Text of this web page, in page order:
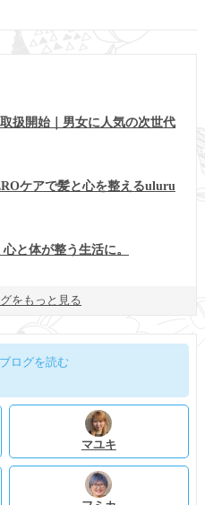
扱開始｜男女に人気の次世代
ケアで髪と心を整えるuluru
と体が整う生活に。
をもっと見る
ログを読む
マユキ